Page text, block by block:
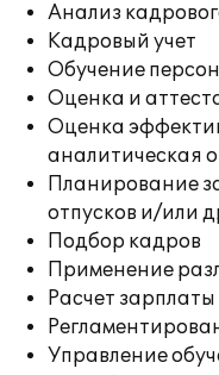
Анализ
Кадровый учет
Обучение
Оценка и
Оценка
аналитическая
Планирование
отпусков и/или
Подбор кадров
Применение
Расчет зарплаты
Управление